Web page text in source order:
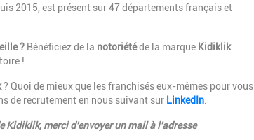
2015, est présent sur 47 départements français et
? Bénéficiez de la notoriétéde la marque Kidiklik
!
? Quoi de mieux que les franchisés eux-mêmes pour vous
de recrutement en nous suivant sur LinkedIn
Kidiklik, merci d'envoyer un mail à l'adresse